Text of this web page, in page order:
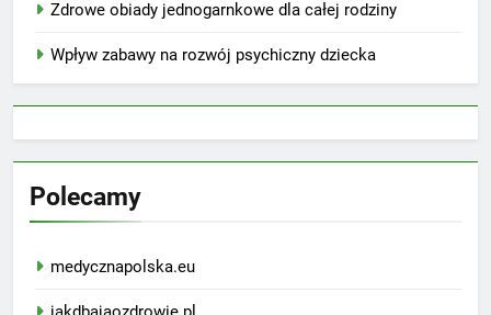
Zdrowe obiady jednogarnkowe dla całej rodziny
Wpływ zabawy na rozwój psychiczny dziecka
Polecamy
medycznapolska.eu